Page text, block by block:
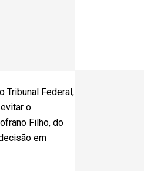
Tribunal Federal,
o
Filho, do
em